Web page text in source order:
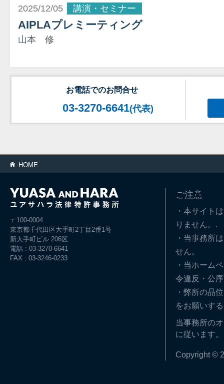
2025/12/05 講演・セミナー
AIPLAプレミーティング
山本 修
お電話でのお問合せ
03-3270-6641(代表)
HOME
〒100-0004
東京都千代田区大手町2丁目2番1号
新大手町ビル 206区
電話 : 03-3270-6641
FAX : 03-3246-0233
ご注意
・本サイト
りません。.
・当事務所
せん。
・当ホーム
令違反・公
・弊所の品
をお願いす
当事務所の
に従います。
Copyright ©